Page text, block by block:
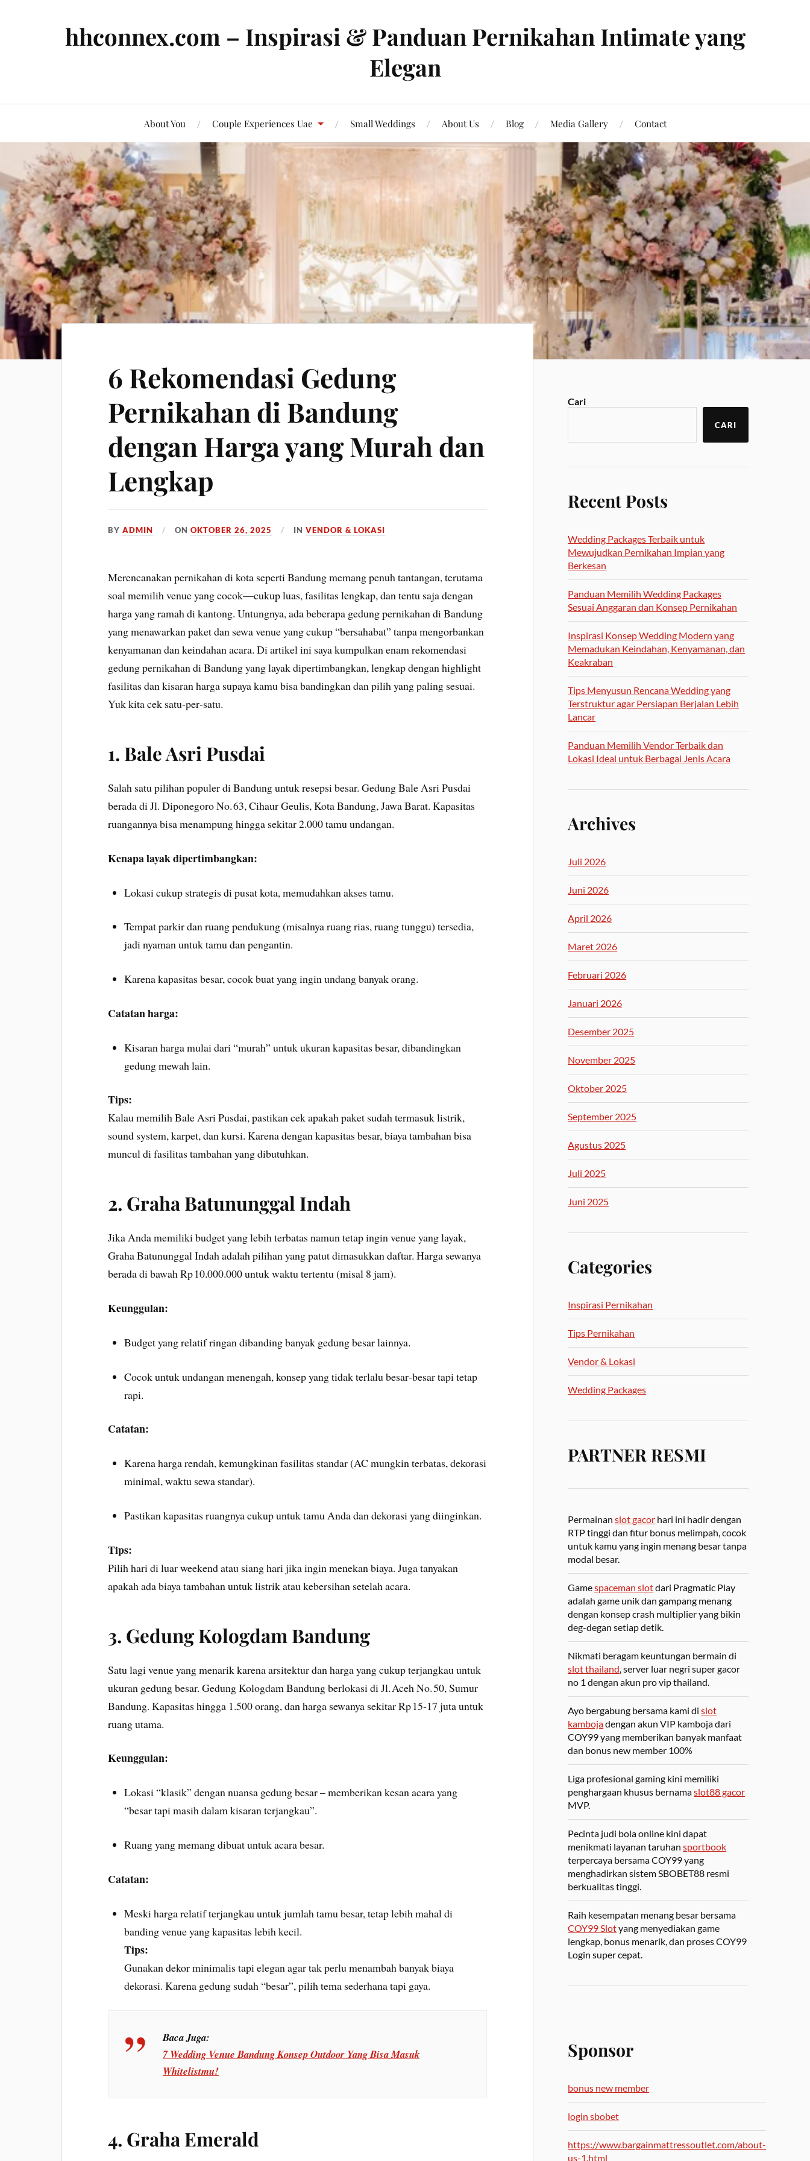
hhconnex.com – Inspirasi & Panduan Pernikahan Intimate yang
Elegan
About You Couple Experiences Uae Small Weddings About Us Blog Media Gallery Contact
6 Rekomendasi Gedung
Pernikahan di Bandung
dengan Harga yang Murah dan
Lengkap
BYADMIN ONOKTOBER 26, 2025 INVENDOR & LOKASI
Merencanakan pernikahan di kota seperti Bandung memang penuh tantangan, terutama
soal memilih venue yang cocok—cukup luas, fasilitas lengkap, dan tentu saja dengan
harga yang ramah di kantong. Untungnya, ada beberapa gedung pernikahan di Bandung
yang menawarkan paket dan sewa venue yang cukup “bersahabat” tanpa mengorbankan
kenyamanan dan keindahan acara. Di artikel ini saya kumpulkan enam rekomendasi
gedung pernikahan di Bandung yang layak dipertimbangkan, lengkap dengan highlight
fasilitas dan kisaran harga supaya kamu bisa bandingkan dan pilih yang paling sesuai.
Yuk kita cek satu‑per‑satu.
1. Bale Asri Pusdai
Salah satu pilihan populer di Bandung untuk resepsi besar. Gedung Bale Asri Pusdai
berada di Jl. Diponegoro No. 63, Cihaur Geulis, Kota Bandung, Jawa Barat. Kapasitas
ruangannya bisa menampung hingga sekitar 2.000 tamu undangan.
Kenapa layak dipertimbangkan:
Lokasi cukup strategis di pusat kota, memudahkan akses tamu.
Tempat parkir dan ruang pendukung (misalnya ruang rias, ruang tunggu) tersedia,
jadi nyaman untuk tamu dan pengantin.
Karena kapasitas besar, cocok buat yang ingin undang banyak orang.
Catatan harga:
Kisaran harga mulai dari “murah” untuk ukuran kapasitas besar, dibandingkan
gedung mewah lain.
Tips:
Kalau memilih Bale Asri Pusdai, pastikan cek apakah paket sudah termasuk listrik,
sound system, karpet, dan kursi. Karena dengan kapasitas besar, biaya tambahan bisa
muncul di fasilitas tambahan yang dibutuhkan.
2. Graha Batununggal Indah
Jika Anda memiliki budget yang lebih terbatas namun tetap ingin venue yang layak,
Graha Batununggal Indah adalah pilihan yang patut dimasukkan daftar. Harga sewanya
berada di bawah Rp 10.000.000 untuk waktu tertentu (misal 8 jam).
Keunggulan:
Budget yang relatif ringan dibanding banyak gedung besar lainnya.
Cocok untuk undangan menengah, konsep yang tidak terlalu besar‑besar tapi tetap
rapi.
Catatan:
Karena harga rendah, kemungkinan fasilitas standar (AC mungkin terbatas, dekorasi
minimal, waktu sewa standar).
Pastikan kapasitas ruangnya cukup untuk tamu Anda dan dekorasi yang diinginkan.
Tips:
Pilih hari di luar weekend atau siang hari jika ingin menekan biaya. Juga tanyakan
apakah ada biaya tambahan untuk listrik atau kebersihan setelah acara.
3. Gedung Kologdam Bandung
Satu lagi venue yang menarik karena arsitektur dan harga yang cukup terjangkau untuk
ukuran gedung besar. Gedung Kologdam Bandung berlokasi di Jl. Aceh No. 50, Sumur
Bandung. Kapasitas hingga 1.500 orang, dan harga sewanya sekitar Rp 15‑17 juta untuk
ruang utama.
Keunggulan:
Lokasi “klasik” dengan nuansa gedung besar – memberikan kesan acara yang
“besar tapi masih dalam kisaran terjangkau”.
Ruang yang memang dibuat untuk acara besar.
Catatan:
Meski harga relatif terjangkau untuk jumlah tamu besar, tetap lebih mahal di
banding venue yang kapasitas lebih kecil.
Tips:
Gunakan dekor minimalis tapi elegan agar tak perlu menambah banyak biaya
dekorasi. Karena gedung sudah “besar”, pilih tema sederhana tapi gaya.
Baca Juga:
7 Wedding Venue Bandung Konsep Outdoor Yang Bisa Masuk
Whitelistmu!
4. Graha Emerald
Cari
CARI
Recent Posts
Wedding Packages Terbaik untuk
Mewujudkan Pernikahan Impian yang
Berkesan
Panduan Memilih Wedding Packages
Sesuai Anggaran dan Konsep Pernikahan
Inspirasi Konsep Wedding Modern yang
Memadukan Keindahan, Kenyamanan, dan
Keakraban
Tips Menyusun Rencana Wedding yang
Terstruktur agar Persiapan Berjalan Lebih
Lancar
Panduan Memilih Vendor Terbaik dan
Lokasi Ideal untuk Berbagai Jenis Acara
Archives
Juli 2026
Juni 2026
April 2026
Maret 2026
Februari 2026
Januari 2026
Desember 2025
November 2025
Oktober 2025
September 2025
Agustus 2025
Juli 2025
Juni 2025
Categories
Inspirasi Pernikahan
Tips Pernikahan
Vendor & Lokasi
Wedding Packages
PARTNER RESMI
Permainanslot gacor hari ini hadir dengan
RTP tinggi dan fitur bonus melimpah, cocok
untuk kamu yang ingin menang besar tanpa
modal besar.
Gamespaceman slotdari Pragmatic Play
adalah game unik dan gampang menang
dengan konsep crash multiplier yang bikin
deg-degan setiap detik.
Nikmati beragam keuntungan bermain di
slot thailand, server luar negri super gacor
no 1 dengan akun pro vip thailand.
Ayo bergabung bersama kami dislot
kambojadengan akun VIP kamboja dari
COY99 yang memberikan banyak manfaat
dan bonus new member 100%
Liga profesional gaming kini memiliki
penghargaan khusus bernamaslot88 gacor
MVP.
Pecinta judi bola online kini dapat
menikmati layanan taruhansportbook
terpercaya bersama COY99 yang
menghadirkan sistem SBOBET88 resmi
berkualitas tinggi.
Raih kesempatan menang besar bersama
COY99 Slotyang menyediakan game
lengkap, bonus menarik, dan proses COY99
Login super cepat.
Sponsor
bonus new member
login sbobet
https://www.bargainmattressoutlet.com/about-
us-1.html